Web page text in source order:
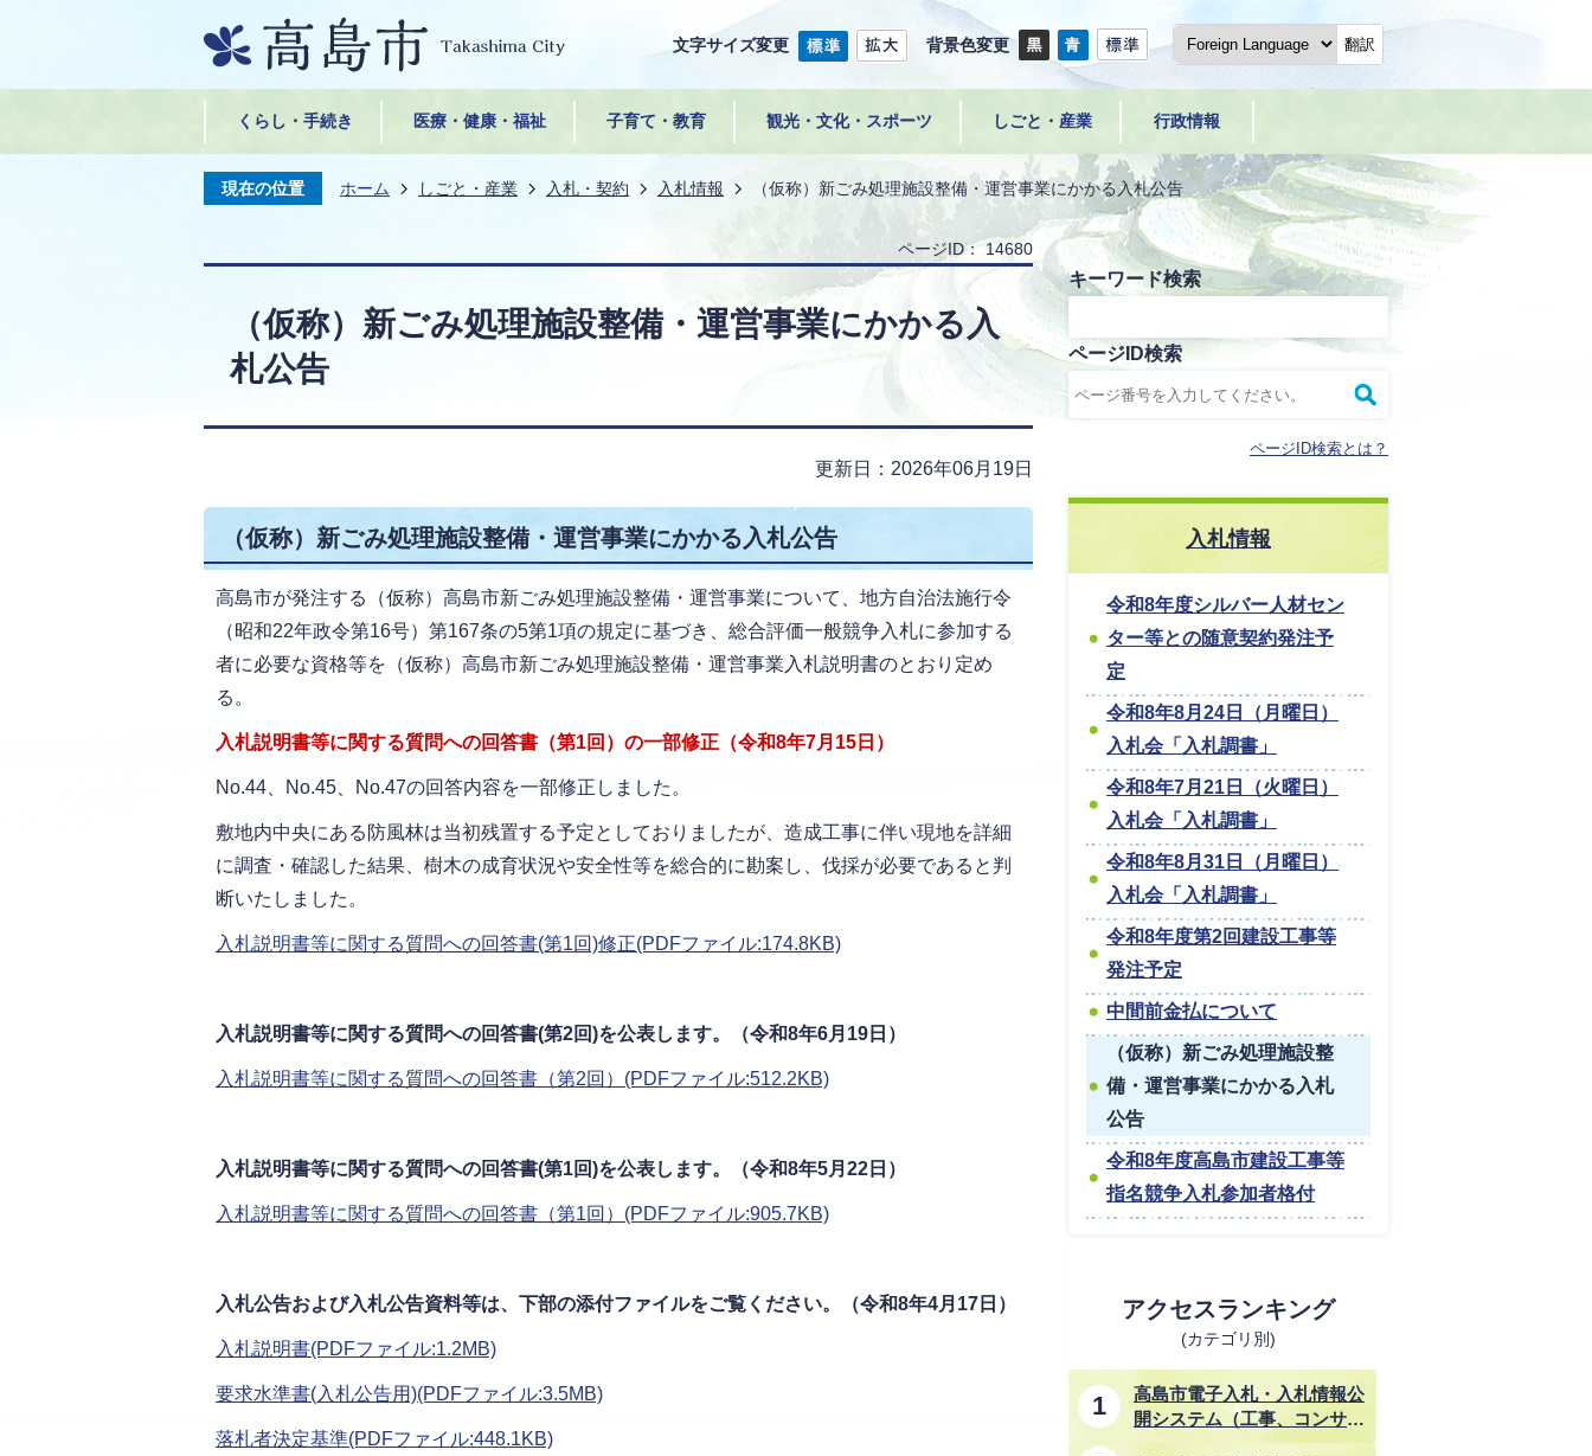
文字サイズ変更 背景色変更 翻訳
くらし・手続き 医療・健康・福祉 子育て・教育 観光・文化・スポーツ しごと・産業 行政情報
現在の位置 ホーム しごと・産業 入札・契約 入札情報 （仮称）新ごみ処理施設整備・運営事業にかかる入札公告
ページID： 14680
（仮称）新ごみ処理施設整備・運営事業にかかる入
札公告
更新日：2026年06月19日
（仮称）新ごみ処理施設整備・運営事業にかかる入札公告
高島市が発注する（仮称）高島市新ごみ処理施設整備・運営事業について、地方自治法施行令
（昭和22年政令第16号）第167条の5第1項の規定に基づき、総合評価一般競争入札に参加する
者に必要な資格等を（仮称）高島市新ごみ処理施設整備・運営事業入札説明書のとおり定め
る。
入札説明書等に関する質問への回答書（第1回）の一部修正（令和8年7月15日）
No.44、No.45、No.47の回答内容を一部修正しました。
敷地内中央にある防風林は当初残置する予定としておりましたが、造成工事に伴い現地を詳細
に調査・確認した結果、樹木の成育状況や安全性等を総合的に勘案し、伐採が必要であると判
断いたしました。
入札説明書等に関する質問への回答書(第1回)修正(PDFファイル:174.8KB)
入札説明書等に関する質問への回答書(第2回)を公表します。（令和8年6月19日）
入札説明書等に関する質問への回答書（第2回）(PDFファイル:512.2KB)
入札説明書等に関する質問への回答書(第1回)を公表します。（令和8年5月22日）
入札説明書等に関する質問への回答書（第1回）(PDFファイル:905.7KB)
入札公告および入札公告資料等は、下部の添付ファイルをご覧ください。（令和8年4月17日）
入札説明書(PDFファイル:1.2MB)
要求水準書(入札公告用)(PDFファイル:3.5MB)
落札者決定基準(PDFファイル:448.1KB)
キーワード検索
ページID検索
ページID検索とは？
入札情報
令和8年度シルバー人材セン
ター等との随意契約発注予
定
令和8年8月24日（月曜日）
入札会「入札調書」
令和8年7月21日（火曜日）
入札会「入札調書」
令和8年8月31日（月曜日）
入札会「入札調書」
令和8年度第2回建設工事等
発注予定
中間前金払について
（仮称）新ごみ処理施設整
備・運営事業にかかる入札
公告
令和8年度高島市建設工事等
指名競争入札参加者格付
アクセスランキング
(カテゴリ別)
高島市電子入札・入札情報公
開システム（工事、コンサル
タント業務、物品・その他業